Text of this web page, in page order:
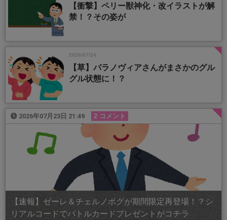
【衝撃】ペリー獣神化・改イラストが解
禁！？その姿が
2026/07/24
【草】パラノヴィアさんがまさかのグル
グル状態に！？
2026年07月23日 21:49 2 コメント
【速報】ゼーレ＆チェルノボグが期間限定再登場！？シ
リアルコードでバトルカードプレゼントがコチラ